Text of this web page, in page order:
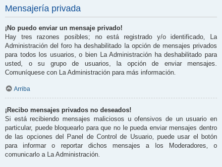
Mensajería privada
¡No puedo enviar un mensaje privado!
Hay tres razones posibles; no está registrado y/o identificado, La
Administración del foro ha deshabilitado la opción de mensajes privados
para todos los usuarios, o bien La Administración ha deshabilitado para
usted, o su grupo de usuarios, la opción de enviar mensajes.
Comuníquese con La Administración para más información.
Arriba
¡Recibo mensajes privados no deseados!
Si está recibiendo mensajes maliciosos u ofensivos de un usuario en
particular, puede bloquearlo para que no le pueda enviar mensajes dentro
de las opciones del Panel de Control de Usuario, puede usar el botón
para informar o reportar dichos mensajes a los Moderadores, o
comunicarlo a La Administración.